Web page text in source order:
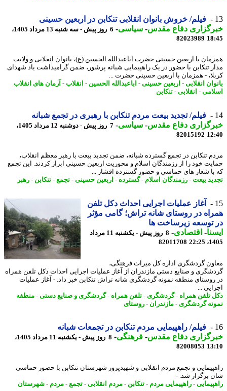
فیلم/ خروش بانوان انقلابی تنکابن در اربعین حسینی
دفاع مقدس-سیاسی-
6 روز پیش - سه شنبه 13 مرداد 1405،
82023989
با اربعین حسینی حضرت اباعبدالله الحسین (ع)، بانوان انقلابی و ولایت
تنکابن با حضور در یک راهپیمایی شبانه پرشور، ضمن گرامیداشت یاد شهدای
- همزمان با اربعین حسینی حضرت ...
انقلابی-اربعین حسینی-اباعبدالله الحسین-انقلاب-آرمان های انقلاب
-انقلابی-تنکابن
فیلم/ تجدید بیعت مردم تنکابن با رهبری در تجمع شبانه
دفاع مقدس-سیاسی-
7 روز پیش - دوشنبه 12 مرداد 1405،
82015192
تنکابن در تجمع گسترده شبانه، ضمن تجدید بیعت با رهبر معظم انقلاب،
خود را از رزمندگان اسلام و محوریت اربعین حسینی ابراز کردند. این تجمع
شعار های حماسی و حضور گسترده اقشار ...
بیعت-رزمندگان اسلام-گسترده- اربعین حسینی-تجمع-تنکابن-رهبر
آغاز عملیات اجرایی احداث دکل تلفن
در روستای شانه تراش؛ گامی مؤثر
توسعه زیرساخت ها
-اقتصادی-
8 روز پیش - یکشنبه 11 مرداد
82011708
گردشگری اداره کل میراث فرهنگی،
و صنایع دستی مازندران از آغاز عملیات اجرایی احداث دکل تلفن همراه
منطقه نمونه گردشگری شانه تراش تنکابن خبر داد. - آغاز عملیات
...
تلفن همراه- گردشگری- تلفن همراه- گردشگری و صنایع دستی-منطقه
گردشگری- مازندران- روستای
فیلم/ راهپیمایی مردم تنکابن در تجمعات شبانه
دفاع مقدس-فرهنگی-
8 روز پیش - یکشنبه 11 مرداد 1405،
82008053
و تجمع مردم انقلابی و شهیدپرور شهرستان تنکابن با حضور حماسی
برگزار شد. -
-راهپیمایی مردم- تنکابن-مردم انقلابی-تجمع-مردم- شهرستان